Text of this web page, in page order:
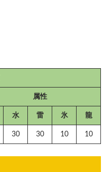
属性
水 雷 氷 龍
30 30 10 10